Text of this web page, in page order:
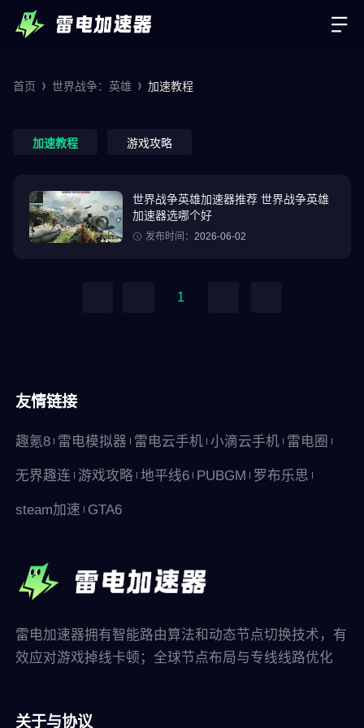
首页 世界战争：英雄 加速教程
加速教程 游戏攻略
世界战争英雄加速器推荐 世界战争英雄
加速器选哪个好
发布时间： 2026-06-02
1
友情链接
趣氪8 雷电模拟器 雷电云手机 小滴云手机 雷电圈
无界趣连 游戏攻略 地平线6 PUBGM 罗布乐思
steam加速 GTA6
雷电加速器拥有智能路由算法和动态节点切换技术，有
效应对游戏掉线卡顿；全球节点布局与专线线路优化
关于与协议